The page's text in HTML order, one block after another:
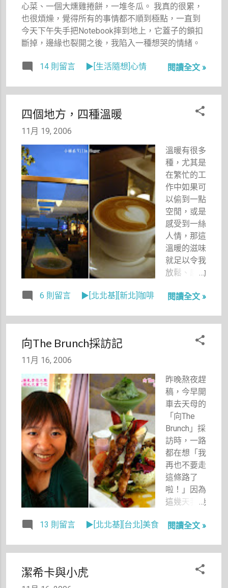
緊接著，我
又想到，我
的男友一定
要不怕壁虎
樣他才可以
以我就隨手
壁虎蜥蜴 2.
單身未婚無
女友也無男
友 3.威猛愛
乾淨又孝順
4.有正當職
業不愛碎碎
唸 5.有錢一
切好商量。
意者請留
言。」這段
的徵婚條
怕壁虎蜥蜴
是放在第一
心菜、一個大燻雞捲餅，一堆冬瓜。 我真的很累，
也很煩燥，覺得所有的事情都不順到極點，一直到
今天下午失手把Notebook摔到地上，它蓋子的鎖扣
斷掉，邊緣也裂開之後，我陷入一種想哭的情緒。
14 則留言 ▶[生活隨想]心情 閱讀全文 »
四個地方，四種溫暖
11月 19, 2006
溫暖有很多
種，尤其是
在繁忙的工
作中如果可
以偷到一點
空閒，或是
感受到一絲
人情，那這
溫暖的滋味
就足以令我
放鬆、感動
6 則留言
▶[北北基][新北]咖啡 閱讀全文 »
向The Brunch採訪記
11月 16, 2006
昨晚熬夜趕
稿，今早開
車去天母的
「向The
Brunch」採
訪時，一路
都在想「我
再也不要走
這條路了
啦！」因為
這幾天我幾
母，路途遠
膩，從週日
上天母山上
拍夜景又差
13 則留言 ▶[北北基][台北]美食 閱讀全文 »
潔希卡與小虎